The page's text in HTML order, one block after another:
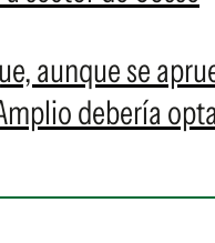
aunque se
debería